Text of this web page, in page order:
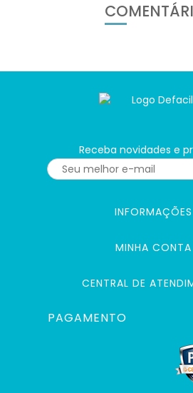
Receba novidades e
INFORMAÇÕES
MINHA CONTA
CENTRAL DE
PAGAMENTO